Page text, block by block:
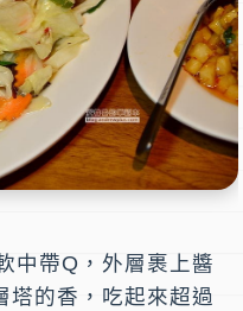
中帶Q，外層裹上醬
塔的香，吃起來超過